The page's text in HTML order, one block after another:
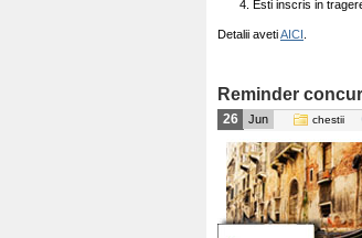
Esti inscris in
Detalii avetiAICI
Reminder
26 Jun chestii